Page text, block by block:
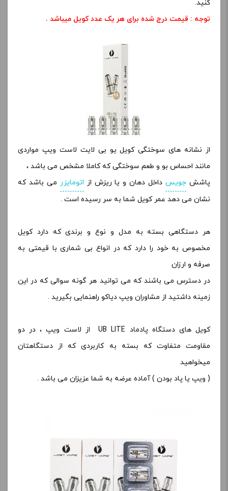
کنید.
توجه : قیمت درج شده برای هر یک عدد کویل میباشد .
از نشانه های سوختگی کویل یو بی لایت لاست ویپ مواردی
مانند احساس بو و طعم سوختگی که کاملا مشخص می باشد ،
پاشش جویسداخل دهان و یا ریزش از اتومایزر می باشد که
نشان می دهد عمر کویل شما به سر رسیده است .
هر دستگاهی بسته به مدل و نوع و برندی که دارد کویل
مخصوص به خود را دارد که در انواع بی شماری با قیمتی به
صرفه و ارزان
در دسترس می باشند که می توانید هر گونه سوالی که در این
زمینه داشتید از مشاوران ویپ دیاکو راهنمایی بگیرید .
کویل های دستگاه پادماد UB LITE از لاست ویپ ، در دو
مقاومت متفاوت که بسته به کاربردی که از دستگاهتان
میخواهید
( ویپ یا پاد بودن ) آماده عرضه به شما عزیزان می باشد .